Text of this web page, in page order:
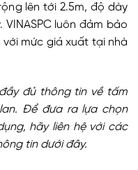
lên tới 2.5m, độ dày
luôn đảm bảo
mức giá xuất tại nhà
đủ thông tin về tấm
Để đưa ra lựa chọn
hãy liên hệ với các
tin dưới đây.